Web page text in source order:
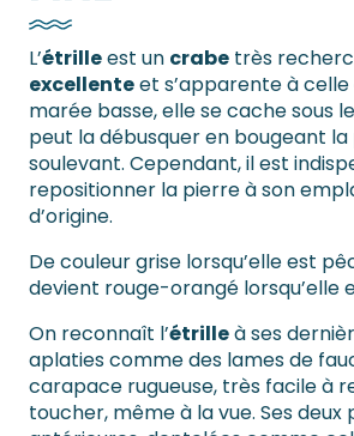
L’étrilleest un crabe très
excellenteet s’apparente à
marée basse, elle se cache sous
peut la débusquer en bougeant
soulevant. Cependant, il est
repositionner la pierre à son
d’origine.
De couleur grise lorsqu’elle est
devient rouge-orangé lorsqu’elle
On reconnaît l’étrilleà ses
aplaties comme des lames de
carapace rugueuse, très facile à
toucher, même à la vue. Ses deux